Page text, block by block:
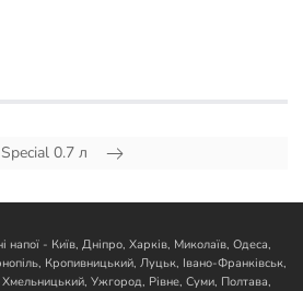
0.7 л
напої - Київ, Дніпро, Харків, Миколаїв, Одеса,
Кропивницький, Луцьк, Івано-Франківськ,
Ужгород, Рівне, Суми, Полтава,